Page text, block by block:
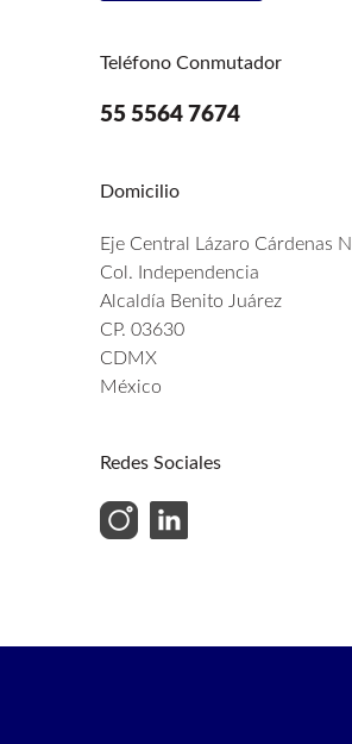
Teléfono Conmutador
55 5564 7674
Domicilio
Eje Central Lázaro Cárdenas
Col. Independencia
Alcaldía Benito Juárez
CP. 03630
CDMX
México
Redes Sociales